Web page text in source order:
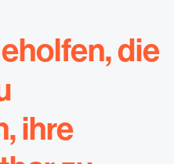
die
ihre